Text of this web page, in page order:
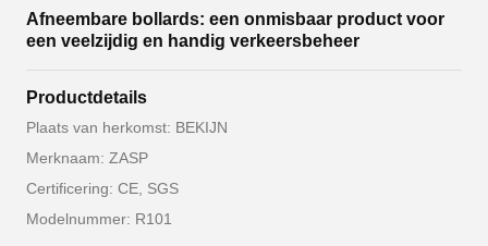
Afneembare bollards: een onmisbaar product voor
een veelzijdig en handig verkeersbeheer
Productdetails
Plaats van herkomst: BEKIJN
Merknaam: ZASP
Certificering: CE, SGS
Modelnummer: R101